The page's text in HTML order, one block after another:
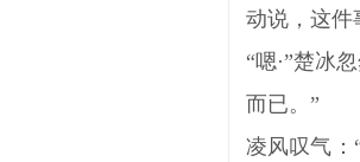
动说，这件
“嗯·”楚冰
而已。”
凌风叹气：